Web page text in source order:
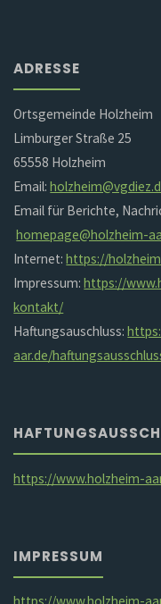
ADRESSE
Ortsgemeinde Holzheim
Limburger Straße 25
65558 Holzheim
Email:
Email für Berichte,
homepage@holzheim-
Internet:https://
Impressum:https://
kontakt/
Haftungsauschluss:
aar.de/
https://www.holzheim-
IMPRESSUM